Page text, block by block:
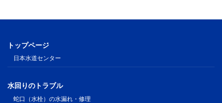
トップページ
日本水道センター
水回りのトラブル
蛇口（水栓）の水漏れ・修理